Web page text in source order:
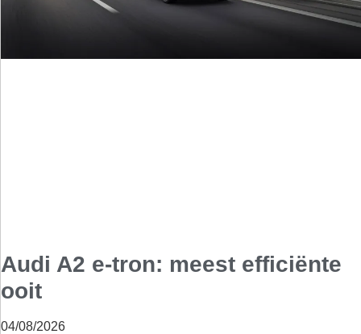
Audi A2 e-tron: meest efficiënte
ooit
04/08/2026